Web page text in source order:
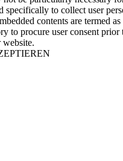
specifically to collect user
contents are termed
to procure user consent prior
website.